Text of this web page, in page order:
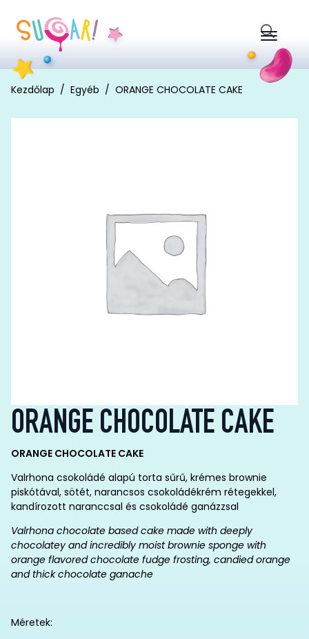
Search
for:
Kezdőlap Egyéb ORANGE CHOCOLATE CAKE
ORANGE CHOCOLATE CAKE
ORANGE CHOCOLATE CAKE
Valrhona csokoládé alapú torta sűrű, krémes brownie
piskótával, sötét, narancsos csokoládékrém rétegekkel,
kandírozott naranccsal és csokoládé ganázzsal
Valrhona chocolate based cake made with deeply
chocolatey and incredibly moist brownie sponge with
orange flavored chocolate fudge frosting, candied orange
and thick chocolate ganache
Méretek: